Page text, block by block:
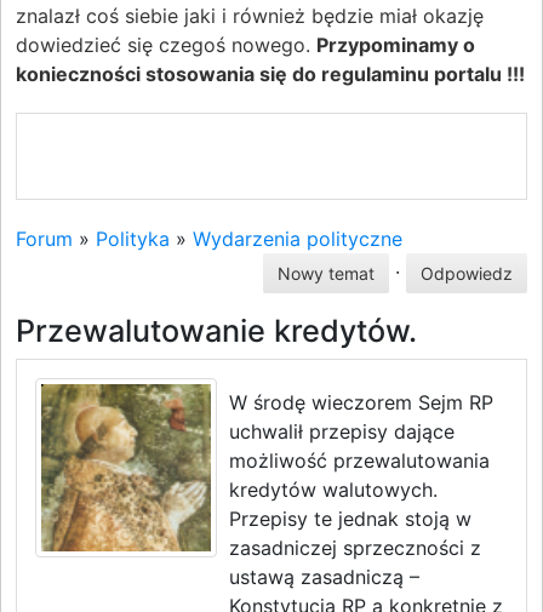
znalazł coś siebie jaki i również będzie miał okazję
dowiedzieć się czegoś nowego. Przypominamy o
konieczności stosowania się do regulaminu portalu !!!
Forum » Polityka » Wydarzenia polityczne
Nowy temat · Odpowiedz
Przewalutowanie kredytów.
W środę wieczorem Sejm RP
uchwalił przepisy dające
możliwość przewalutowania
kredytów walutowych.
Przepisy te jednak stoją w
zasadniczej sprzeczności z
ustawą zasadniczą –
Konstytucją RP a konkretnie z